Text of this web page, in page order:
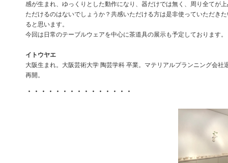
感が生まれ、ゆっくりとした動作になり、器だけでは無く、周り全てが
ただけるのはないでしょうか？共感いただける方は是非使っていただき
ると思います。
今回は日常のテーブルウェアを中心に茶道具の展示も予定しております。
イトウヤエ
大阪生まれ。大阪芸術大学 陶芸学科 卒業。マテリアルプランニング会社
再開。
・・・・・・・・・・・・・・・